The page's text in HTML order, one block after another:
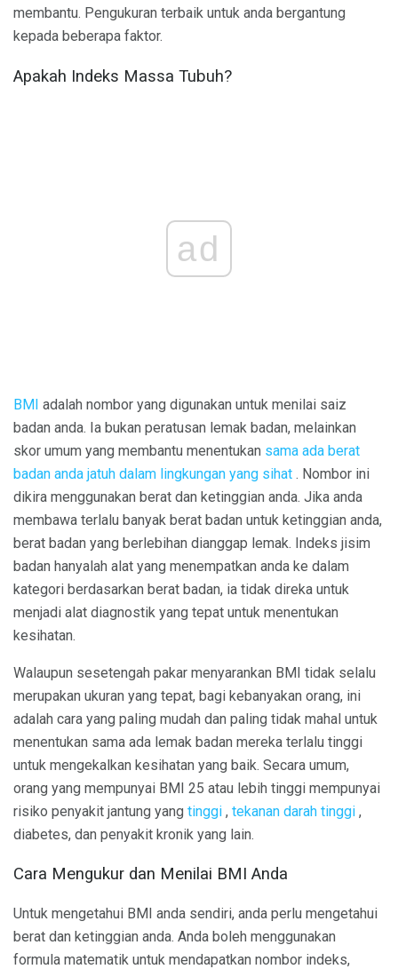
membantu. Pengukuran terbaik untuk anda bergantung
kepada beberapa faktor.
Apakah Indeks Massa Tubuh?
ad
BMI adalah nombor yang digunakan untuk menilai saiz
badan anda. Ia bukan peratusan lemak badan, melainkan
skor umum yang membantu menentukan sama ada berat
badan anda jatuh dalam lingkungan yang sihat . Nombor ini
dikira menggunakan berat dan ketinggian anda. Jika anda
membawa terlalu banyak berat badan untuk ketinggian anda,
berat badan yang berlebihan dianggap lemak. Indeks jisim
badan hanyalah alat yang menempatkan anda ke dalam
kategori berdasarkan berat badan, ia tidak direka untuk
menjadi alat diagnostik yang tepat untuk menentukan
kesihatan.
Walaupun sesetengah pakar menyarankan BMI tidak selalu
merupakan ukuran yang tepat, bagi kebanyakan orang, ini
adalah cara yang paling mudah dan paling tidak mahal untuk
menentukan sama ada lemak badan mereka terlalu tinggi
untuk mengekalkan kesihatan yang baik. Secara umum,
orang yang mempunyai BMI 25 atau lebih tinggi mempunyai
risiko penyakit jantung yang tinggi , tekanan darah tinggi ,
diabetes, dan penyakit kronik yang lain.
Cara Mengukur dan Menilai BMI Anda
Untuk mengetahui BMI anda sendiri, anda perlu mengetahui
berat dan ketinggian anda. Anda boleh menggunakan
formula matematik untuk mendapatkan nombor indeks,